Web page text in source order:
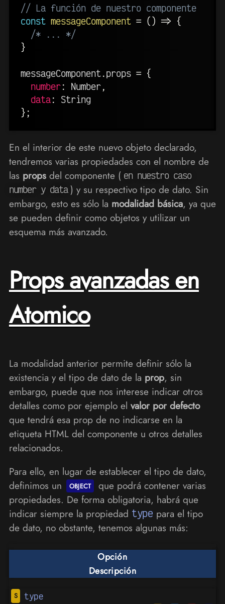
// La función de nuestro componente
const messageComponent = () => {
/* ... */
}
messageComponent . props = {
number: Number
data :
} ;
En el interior de este nuevo objeto declarado,
tendremos varias propiedades con el nombre de
las propsdel componente ( en nuestro caso
number y data ) y su respectivo tipo de dato. Sin
embargo, esto es sólo la modalidad básica, ya que
se pueden definir como objetos y utilizar un
esquema más avanzado.
Props avanzadas en
Atomico
La modalidad anterior permite definir sólo la
existencia y el tipo de dato de la prop, sin
embargo, puede que nos interese indicar otros
detalles como por ejemplo el valor por defecto
que tendrá esa prop de no indicarse en la
etiqueta HTML del componente u otros detalles
relacionados.
Para ello, en lugar de establecer el tipo de dato,
definimos un
que podrá contener varias
propiedades. De forma obligatoria, habrá que
indicar siempre la propiedad type para el tipo
de dato, no obstante, tenemos algunas más:
Opción
Descripción
type